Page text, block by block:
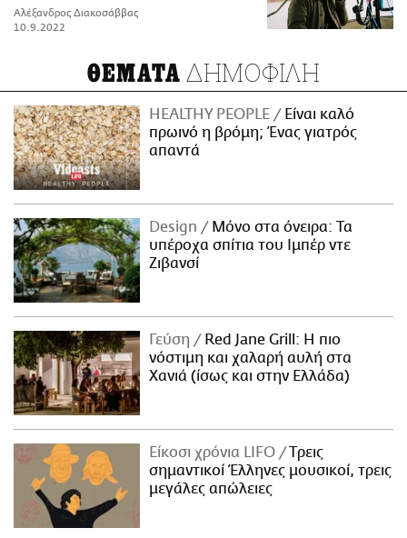
Αλέξανδρος Διακοσάββας
10.9.2022
ΘΕΜΑΤΑ ΔΗΜΟΦΙΛΗ
HEALTHY PEOPLE
Είναι καλό
πρωινό η βρόμη; Ένας γιατρός
απαντά
Design
Μόνο στα όνειρα: Τα
υπέροχα σπίτια του Ιμπέρ ντε
Ζιβανσί
Γεύση
Red Jane Grill: Η πιο
νόστιμη και χαλαρή αυλή στα
Χανιά (ίσως και στην Ελλάδα)
Είκοσι χρόνια LIFO
Tρεις
σημαντικοί Έλληνες μουσικοί, τρεις
μεγάλες απώλειες